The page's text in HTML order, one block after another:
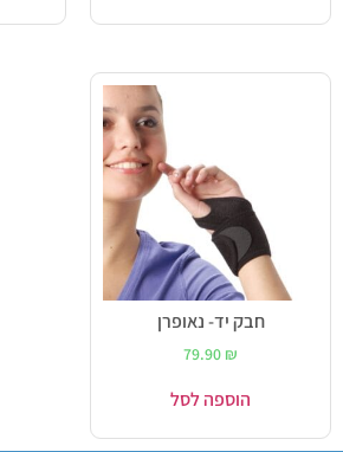
חבק יד- נאופרן
79.90 ₪
הוספה לסל